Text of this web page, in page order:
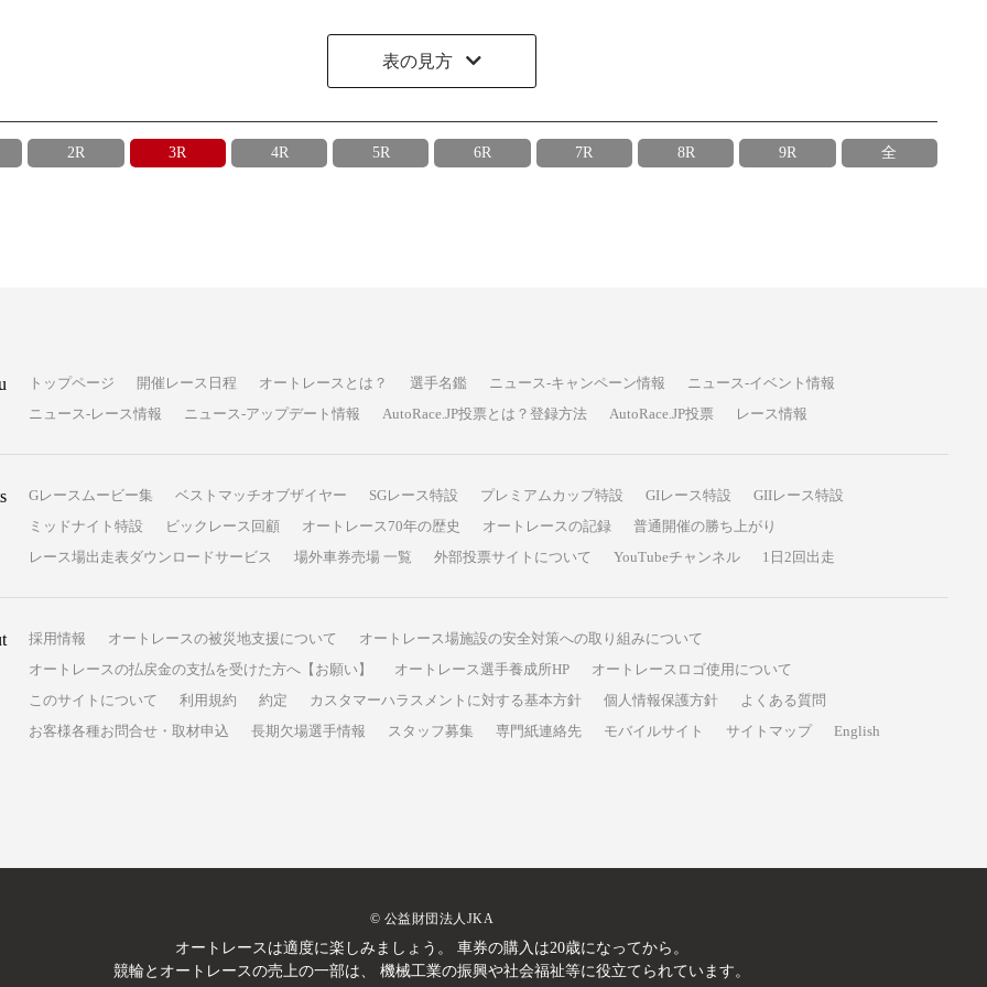
表の見方
2R 3R 4R 5R 6R 7R 8R 9R 全
トップページ 開催レース日程 オートレースとは？ 選手名鑑 ニュース-キャンペーン情報
ニュース-イベント情報
ニュース-レース情報
ニュース-アップデート情報 AutoRace.JP投票とは？登録方法 AutoRace.JP投票 レース情報
Gレースムービー集 ベストマッチオブザイヤー SGレース特設 プレミアムカップ特設 GIレース特設
GIIレース特設
ミッドナイト特設
ビックレース回顧 オートレース70年の歴史 オートレースの記録
普通開催の勝ち上がり
レース場出走表ダウンロードサービス
場外車券売場 一覧 外部投票サイトについて YouTubeチャンネル 1日2回出走
採用情報 オートレースの被災地支援について
オートレース場施設の安全対策への取り組みについて
オートレースの払戻金の支払を受けた方へ【お願い】
オートレース選手養成所HP
オートレースロゴ使用について
このサイトについて
利用規約 約定 カスタマーハラスメントに対する基本方針 個人情報保護方針
よくある質問
お客様各種お問合せ・取材申込
長期欠場選手情報 スタッフ募集 専門紙連絡先 モバイルサイト サイトマップ English
© 公益財団法人JKA
オートレースは適度に楽しみましょう。
車券の購入は20歳になってから。
競輪とオートレースの売上の一部は、
機械工業の振興や社会福祉等に役立てられています。